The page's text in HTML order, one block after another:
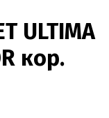
ULTIMA
кор.